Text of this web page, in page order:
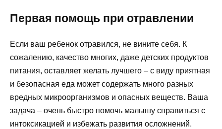
Первая помощь при отравлении
Если ваш ребенок отравился, не вините себя. К
сожалению, качество многих, даже детских продуктов
питания, оставляет желать лучшего – с виду приятная
и безопасная еда может содержать много разных
вредных микроорганизмов и опасных веществ. Ваша
задача – очень быстро помочь малышу справиться с
интоксикацией и избежать развития осложнений.